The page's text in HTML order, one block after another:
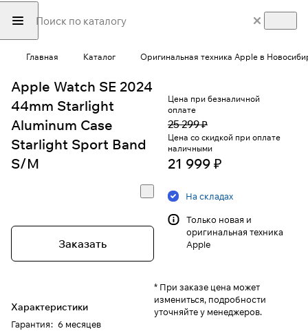
Главная Каталог Оригинальная техника Apple в
Apple Watch SE 2024
44mm Starlight
Aluminum Case
Starlight Sport Band
S/M
Заказать
Характеристики
Гарантия: 6 месяцев
Цена при безналичной
оплате
25 299 ₽
Цена со скидкой при оплате
наличными
21 999 ₽
На складах
Только новая и
оригинальная техника
Apple
* При заказе цена может
измениться, подробности
уточняйте у менеджеров.